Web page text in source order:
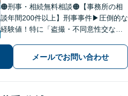
🟠刑事・相続無料相談🟠【事務所の相
談年間200件以上】刑事事件▶︎圧倒的な
経験値！特に「盗撮・不同意性交など
局・証券会社」勤務で培った税の知識
を生かし、依頼者に寄り添った強いパ
メールでお問い合わせ